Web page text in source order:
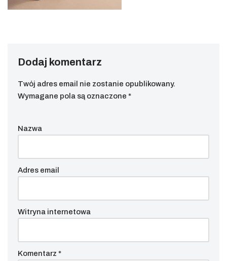
Dodaj komentarz
Twój adres email nie zostanie opublikowany.
Wymagane pola są oznaczone *
Nazwa
Adres email
Witryna internetowa
Komentarz *